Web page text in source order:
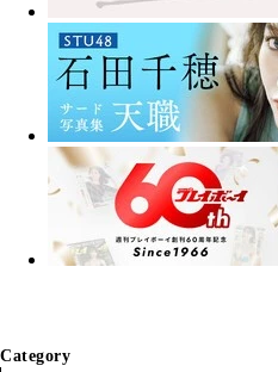
Category